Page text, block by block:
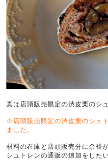
(
真は店頭販売限定の渋皮栗のシ
※店頭販売限定の渋皮栗のシュ
ました。
材料の在庫と店頭販売分に余裕
シュトレンの通販の追加をした